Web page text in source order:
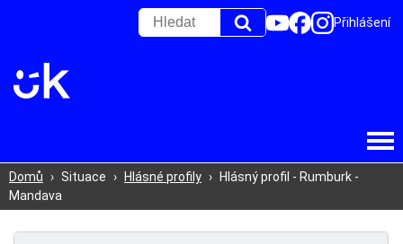
Přihlášení
Domů › Situace › Hlásné profily ›
Hlásný profil - Rumburk -
Mandava